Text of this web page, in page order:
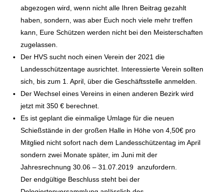
abgezogen wird, wenn nicht alle Ihren Beitrag gezahlt
haben, sondern, was aber Euch noch viele mehr treffen
kann, Eure Schützen werden nicht bei den Meisterschaften
zugelassen.
Der HVS sucht noch einen Verein der 2021 die
Landesschützentage ausrichtet. Interessierte Verein sollten
sich, bis zum 1. April, über die Geschäftsstelle anmelden.
Der Wechsel eines Vereins in einen anderen Bezirk wird
jetzt mit 350 € berechnet.
Es ist geplant die einmalige Umlage für die neuen
Schießstände in der großen Halle in Höhe von 4,50€ pro
Mitglied nicht sofort nach dem Landesschützentag im April
sondern zwei Monate später, im Juni mit der
Jahresrechnung 30.06 – 31.07.2019 anzufordern.
Der endgültige Beschluss steht bei der